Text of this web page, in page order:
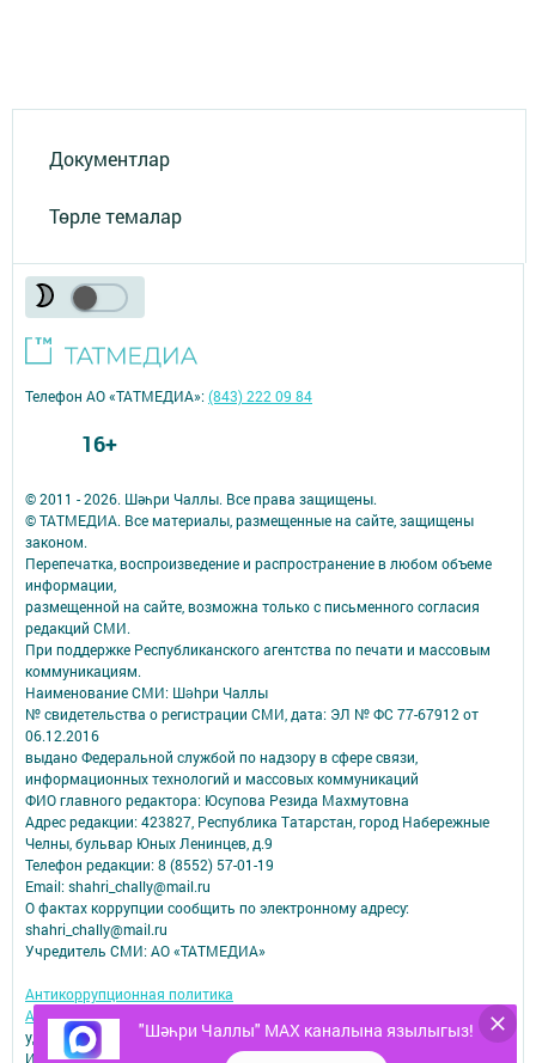
Документлар
Төрле темалар
"Шәһри Чаллы" MAX каналына язылыгыз!
© 2011 - 2026. Шәһри Чаллы. Все права защищены.
© ТАТМЕДИА. Все материалы, размещенные на сайте, защищены
законом.
Перепечатка, воспроизведение и распространение в любом объеме
информации,
размещенной на сайте, возможна только с письменного согласия
редакций СМИ.
При поддержке Республиканского агентства по печати и массовым
коммуникациям.
Наименование СМИ: Шəhри Чаллы
№ свидетельства о регистрации СМИ, дата: ЭЛ № ФС 77-67912 от
06.12.2016
выдано Федеральной службой по надзору в сфере связи,
информационных технологий и массовых коммуникаций
ФИО главного редактора: Юсупова Резида Махмутовна
Адрес редакции: 423827, Республика Татарстан, город Набережные
Челны, бульвар Юных Ленинцев, д.9
Телефон редакции: 8 (8552) 57-01-19
Email: shahri_chally@mail.ru
О фактах коррупции сообщить по электронному адресу:
shahri_chally@mail.ru
Учредитель СМИ: АО «ТАТМЕДИА»
Антикоррупционная политика
АО «ТАТМЕДИА» использует «cookie»
для персонализации сервисов и
удобства пользователей сайтом.
Использование «cookie» можно отменить в настройках браузера.
Телефон АО «ТАТМЕДИА»:(843) 222 09 84
16+